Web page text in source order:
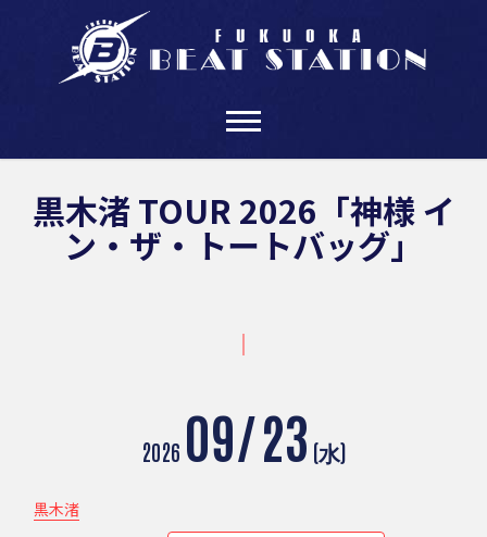
黒木渚 TOUR 2026「神様 イ
ン・ザ・トートバッグ」
2026 09/23 (水)
黒木渚